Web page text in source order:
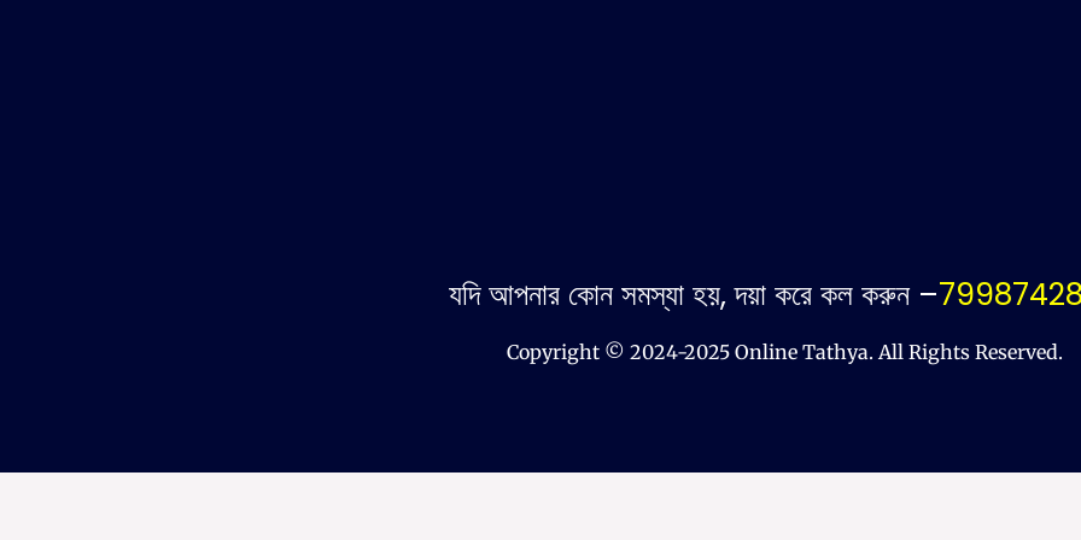
যদি আপনার কোন সমস্যা হয়, দয়া করে কল করুন –
Copyright © 2024-2025 Online Tathya. All Rights Reserved.